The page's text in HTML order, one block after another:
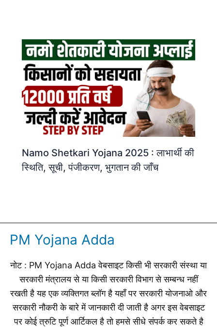
Namo Shetkari Yojana 2025 : लाभार्थी की
स्थिति, सूची, पंजीकरण, भुगतान की जाँच
PM Yojana Adda
नोट : PM Yojana Adda वेबसाइट किसी भी सरकारी संस्था या
सरकारी मंत्रालय से या किसी सरकारी विभाग से सम्बन्ध नहीं
रखती है यह एक व्यक्तिगत ब्लॉग है यहाँ पर सरकारी योजनाओ और
सरकारी नौकरी के बारे में जानकारी दी जाती है अगर इस वेबसाइट
पर कोई त्रुटि पूर्ण आर्टिकल है तो हमसे सीधे संपर्क कर सकते है